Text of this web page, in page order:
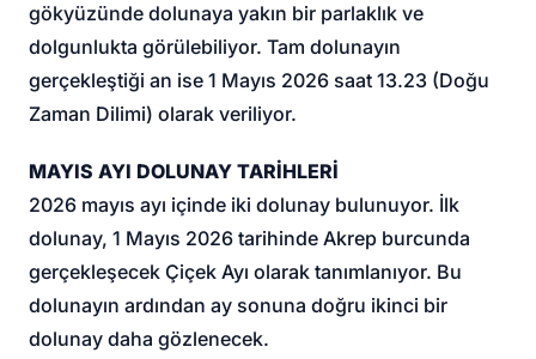
gökyüzünde dolunaya yakın bir parlaklık ve
dolgunlukta görülebiliyor. Tam dolunayın
gerçekleştiği an ise 1 Mayıs 2026 saat 13.23 (Doğu
Zaman Dilimi) olarak veriliyor.
MAYIS AYI DOLUNAY TARİHLERİ
2026 mayıs ayı içinde iki dolunay bulunuyor. İlk
dolunay, 1 Mayıs 2026 tarihinde Akrep burcunda
gerçekleşecek Çiçek Ayı olarak tanımlanıyor. Bu
dolunayın ardından ay sonuna doğru ikinci bir
dolunay daha gözlenecek.